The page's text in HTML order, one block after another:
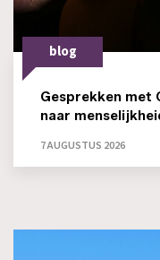
blog
Gesprekken met
naar
7 AUGUSTUS 2026